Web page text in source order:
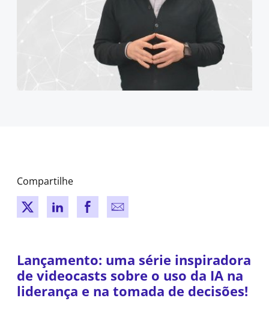
Compartilhe
New windowNew window
New windowNew window
Lançamento: uma série inspiradora
de videocasts sobre o uso da IA na
liderança e na tomada de decisões!